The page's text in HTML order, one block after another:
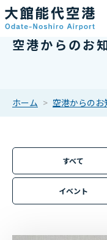
空港からのお
ホーム 空港からのお
すべて
イベント